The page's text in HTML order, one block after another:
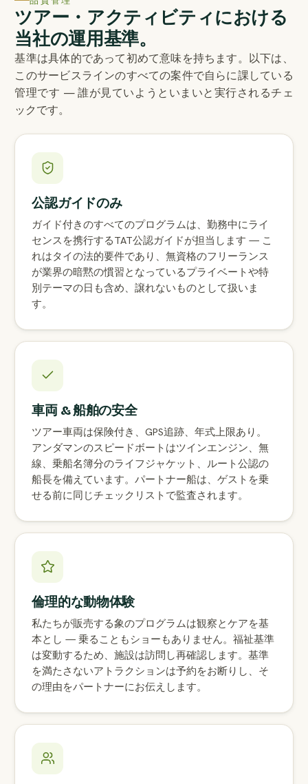
ツアー・アクティビティにおける
当社の運用基準。
基準は具体的であって初めて意味を持ちます。以下は、
このサービスラインのすべての案件で自らに課している
管理です — 誰が見ていようといまいと実行されるチェ
ックです。
公認ガイドのみ
ガイド付きのすべてのプログラムは、勤務中にライ
センスを携行するTAT公認ガイドが担当します — こ
れはタイの法的要件であり、無資格のフリーランス
が業界の暗黙の慣習となっているプライベートや特
別テーマの日も含め、譲れないものとして扱いま
す。
車両 & 船舶の安全
ツアー車両は保険付き、GPS追跡、年式上限あり。
アンダマンのスピードボートはツインエンジン、無
線、乗船名簿分のライフジャケット、ルート公認の
船長を備えています。パートナー船は、ゲストを乗
せる前に同じチェックリストで監査されます。
倫理的な動物体験
私たちが販売する象のプログラムは観察とケアを基
本とし — 乗ることもショーもありません。福祉基準
は変動するため、施設は訪問し再確認します。基準
を満たさないアトラクションは予約をお断りし、そ
の理由をパートナーにお伝えします。